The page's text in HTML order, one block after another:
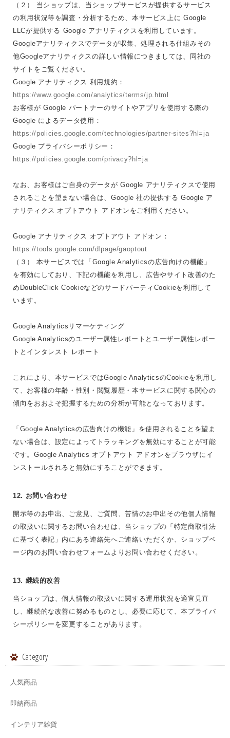
（２） 当ショップは、当ショップサービスが提供するサービス
の利用状況等を調査・分析するため、本サービス上に Google
LLCが提供する Google アナリティクスを利用しています。
Googleアナリティクスでデータが収集、処理される仕組みその
他Googleアナリティクスの詳しい情報につきましては、同社の
サイトをご覧ください。
Google アナリティクス 利用規約：
https://www.google.com/analytics/terms/jp.html
お客様が Google パートナーのサイトやアプリを使用する際の
Google によるデータ使用：
https://policies.google.com/technologies/partner-sites?hl=ja
Google プライバシーポリシー：
https://policies.google.com/privacy?hl=ja
なお、お客様はご自身のデータが Google アナリティクスで使用
されることを望まない場合は、Google 社の提供する Google ア
ナリティクス オプトアウト アドオンをご利用ください。
Google アナリティクス オプトアウト アドオン：
https://tools.google.com/dlpage/gaoptout
（３） 本サービスでは「Google Analyticsの広告向けの機能」
を有効にしており、下記の機能を利用し、広告やサイト改善のた
めDoubleClick CookieなどのサードパーティCookieを利用して
います。
Google Analyticsリマーケティング
Google Analyticsのユーザー属性レポートとユーザー属性レポー
トとインタレスト レポート
これにより、本サービスではGoogle AnalyticsのCookieを利用し
て、お客様の年齢・性別・閲覧履歴・本サービスに関する関心の
傾向をおおよそ把握するための分析が可能となっております。
「Google Analyticsの広告向けの機能」を使用されることを望ま
ない場合は、設定によってトラッキングを無効にすることが可能
です。Google Analytics オプトアウト アドオンをブラウザにイ
ンストールされると無効にすることができます。
12. お問い合わせ
開示等のお申出、ご意見、ご質問、苦情のお申出その他個人情報
の取扱いに関するお問い合わせは、当ショップの「特定商取引法
に基づく表記」内にある連絡先へご連絡いただくか、ショップペ
ージ内のお問い合わせフォームよりお問い合わせください。
13. 継続的改善
当ショップは、個人情報の取扱いに関する運用状況を適宜見直
し、継続的な改善に努めるものとし、必要に応じて、本プライバ
シーポリシーを変更することがあります。
Category
人気商品
即納商品
インテリア雑貨